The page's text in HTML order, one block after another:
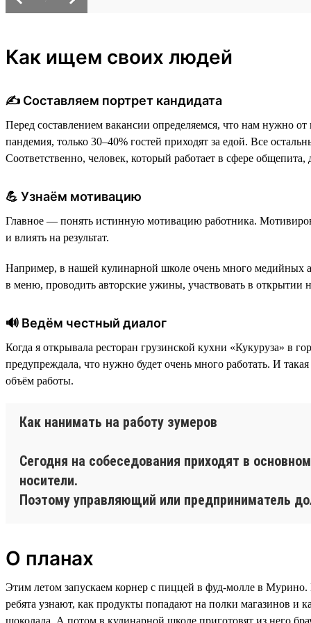
Как ищем своих людей
✍️ Составляем портрет кандидата
Перед составлением вакансии определяемся, что нам нужно
пандемия, только 30–40% гостей приходят за едой. Все
Соответственно, человек, который работает в сфере
💪 Узнаём мотивацию
Главное — понять истинную мотивацию работника.
и влиять на результат.
Например, в нашей кулинарной школе очень много медийных
в меню, проводить авторские ужины, участвовать в
🔊 Ведём честный диалог
Когда я открывала ресторан грузинской кухни «Кукуруза» в
предупреждала, что нужно будет очень много работать. И
объём работы.
Как нанимать на работу зумеров
Сегодня на собеседования приходят в
носители.
Поэтому управляющий или предприниматель
О планах
Этим летом запускаем корнер с пиццей в фуд-молле в
ребята узнают, как продукты попадают на полки магазинов и
шоколада. А потом в кулинарной школе приготовят из него